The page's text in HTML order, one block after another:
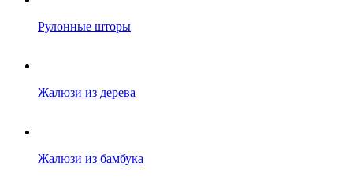
Рулонные шторы
Жалюзи из дерева
Жалюзи из бамбука